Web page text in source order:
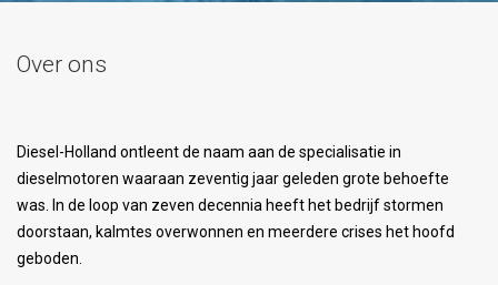
Over ons
Diesel-Holland ontleent de naam aan de specialisatie in
dieselmotoren waaraan zeventig jaar geleden grote behoefte
was. In de loop van zeven decennia heeft het bedrijf stormen
doorstaan, kalmtes overwonnen en meerdere crises het hoofd
geboden.